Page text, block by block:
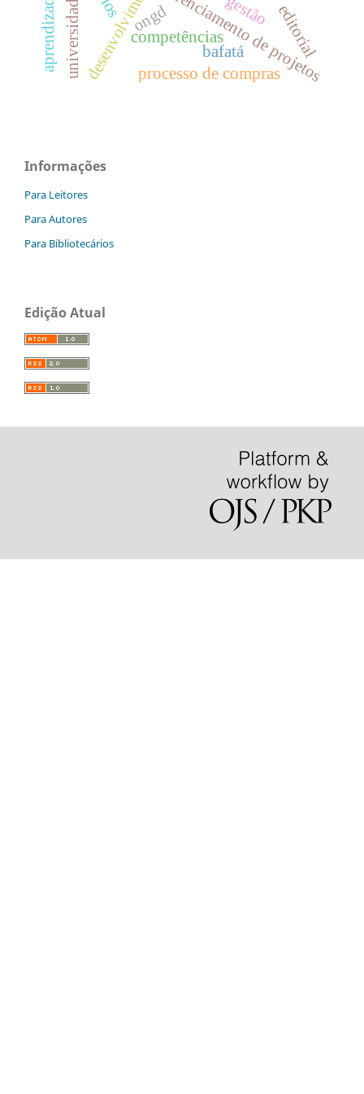
gerenciamento de projetos
competências
ongd
bafatá editorial
processo de compras
gestão
Informações
Para Leitores
Para Autores
Para Bibliotecários
Edição Atual